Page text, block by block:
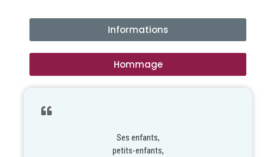
Informations
Hommage
Ses enfants,
petits-enfants,